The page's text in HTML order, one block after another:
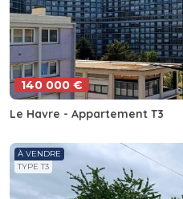
140 000 €
Le Havre - Appartement T3
À VENDRE
TYPE T3